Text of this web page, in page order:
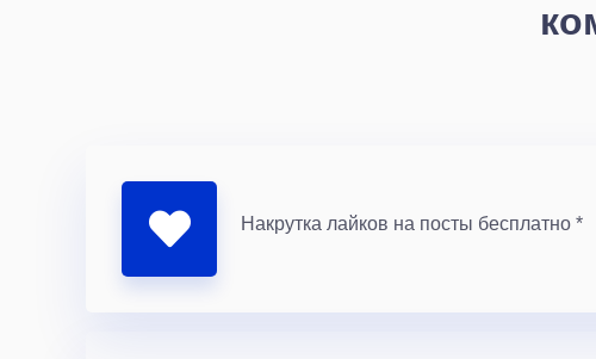
Накрутка лайков на посты бесплатно *